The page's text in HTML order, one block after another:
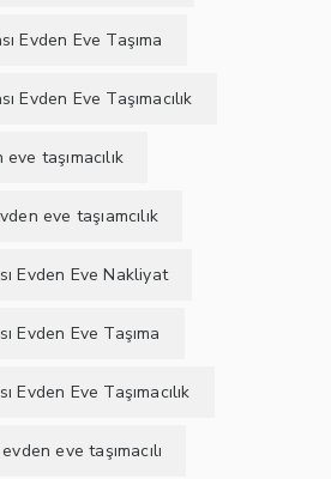
Evden Eve Taşıma
Evden Eve Taşımacılık
taşımacılık
eve taşıamcılık
Evden Eve Nakliyat
Evden Eve Taşıma
Evden Eve Taşımacılık
eve taşımacılı